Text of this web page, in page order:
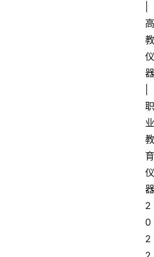
高
教
仪
器
职
业
教
育
仪
器
2
0
2